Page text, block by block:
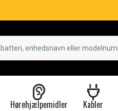
Hørehjælpemidler Kabler